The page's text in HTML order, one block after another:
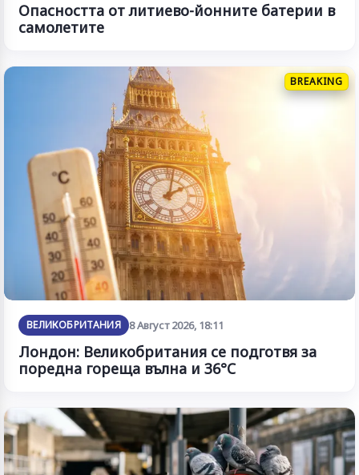
Опасността от литиево-йонните батерии в
самолетите
BREAKING
ВЕЛИКОБРИТАНИЯ 8 Август 2026, 18:11
Лондон: Великобритания се подготвя за
поредна гореща вълна и 36°C